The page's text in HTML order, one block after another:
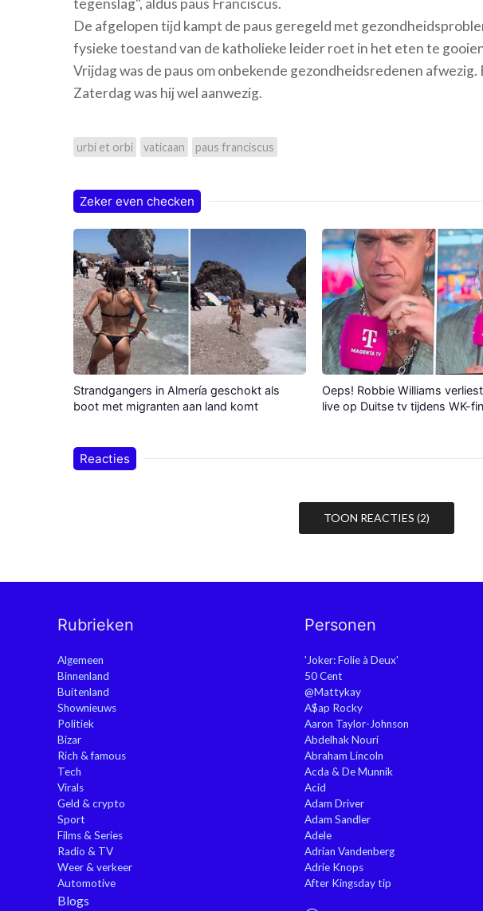
tegenslag", aldus paus Franciscus.
De afgelopen tijd kampt de paus geregeld met
fysieke toestand van de katholieke leider roet in het eten te
Vrijdag was de paus om onbekende gezondheidsredenen afwezig.
Zaterdag was hij wel aanwezig.
urbi et orbi vaticaan paus franciscus
Zeker even checken
Strandgangers in Almería geschokt als
boot met migranten aan land komt
Oeps! Robbie Williams
live op Duitse tv tijdens WK-
Reacties
TOON REACTIES (2)
Rubrieken
Algemeen
Binnenland
Buitenland
Shownieuws
Politiek
Bizar
Rich & famous
Tech
Virals
Geld & crypto
Sport
Films & Series
Radio & TV
Weer & verkeer
Automotive
Blogs
Personen
'Joker: Folie à Deux'
50 Cent
@Mattykay
A$ap Rocky
Aaron Taylor-Johnson
Abdelhak Nouri
Abraham Lincoln
Acda & De Munnik
Acid
Adam Driver
Adam Sandler
Adele
Adrian Vandenberg
Adrie Knops
After Kingsday tip